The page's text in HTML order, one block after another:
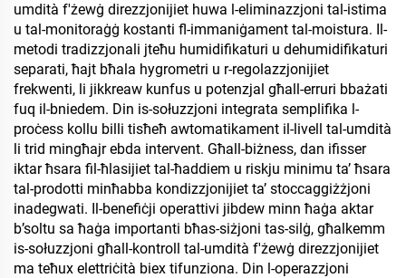
umdità f'żewġ direzzjonijiet huwa l-eliminazzjoni tal-istima
u tal-monitoraġġ kostanti fl-immaniġament tal-moistura. Il-
metodi tradizzjonali jteħu humidifikaturi u dehumidifikaturi
separati, ħajt bħala hygrometri u r-regolazzjonijiet
frekwenti, li jikkreaw kunfus u potenzjal għall-erruri bbażati
fuq il-bniedem. Din is-sołuzzjoni integrata semplifika l-
proċess kollu billi tisħeħ awtomatikament il-livell tal-umdità
li trid mingħajr ebda intervent. Għall-biżness, dan ifisser
iktar ħsara fil-ħlasijiet tal-ħaddiem u riskju minimu ta’ ħsara
tal-prodotti minħabba kondizzjonijiet ta’ stoccaggiżżjoni
inadegwati. Il-benefiċji operattivi jibdew minn ħaġa aktar
b’soltu sa ħaġa importanti bħas-siżjoni tas-silġ, għalkemm
is-sołuzzjoni għall-kontroll tal-umdità f'żewġ direzzjonijiet
ma teħux elettriċità biex tifunziona. Din l-operazzjoni